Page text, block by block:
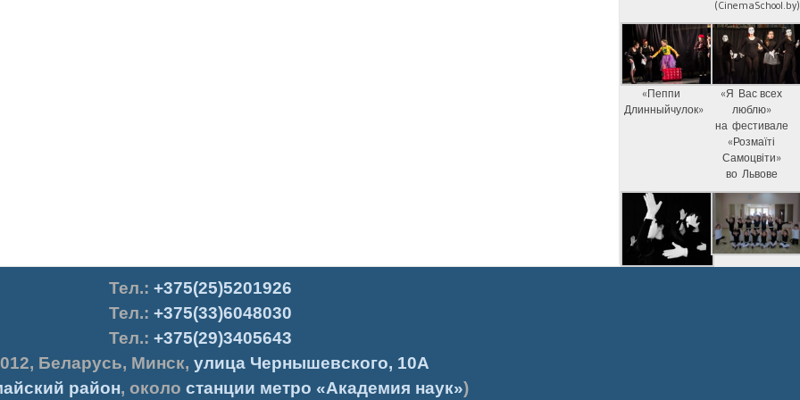
(CinemaSchool.by)
«Пеппи
Длинныйчулок»
«Я Вас всех
люблю»
на фестивале
«Розмаїті
Самоцвіти»
во Львове
Тел.: +375(25)5201926
Тел.: +375(33)6048030
Тел.: +375(29)3405643
, Беларусь, Минск, улица Чернышевского, 10А
район, около станции метро «Академия наук»)